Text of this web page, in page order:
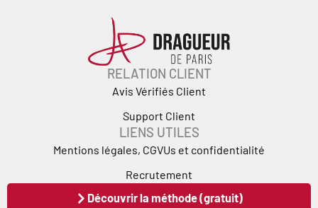
RELATION CLIENT
Avis Vérifiés Client
Support Client
LIENS UTILES
Mentions légales, CGVUs et confidentialité
Recrutement
Découvrir la méthode (gratuit)